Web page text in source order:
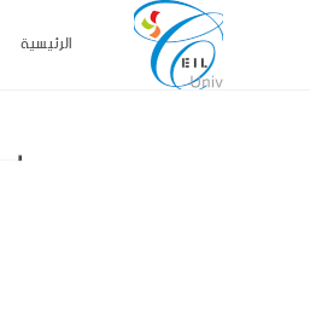
الرئيسية